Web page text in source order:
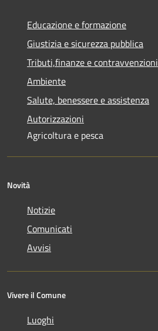
Educazione e formazione
Giustizia e sicurezza pubblica
Tributi,finanze e contravvenzioni
Ambiente
Salute, benessere e assistenza
Autorizzazioni
Agricoltura e pesca
Novità
Notizie
Comunicati
Avvisi
Vivere il Comune
Luoghi